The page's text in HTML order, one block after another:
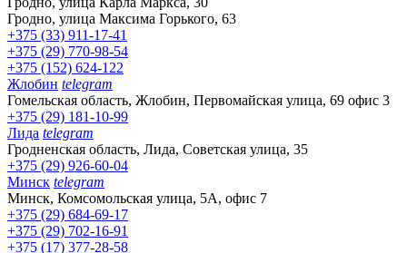
Гродно, улица Максима Горького, 63
+375 (33) 911-17-41
+375 (29) 770-98-54
+375 (152) 624-122
Жлобин telegram
Гомельская область, Жлобин, Первомайская улица, 69 офис 3
+375 (29) 181-10-99
Лида telegram
Гродненская область, Лида, Советская улица, 35
+375 (29) 926-60-04
Минск telegram
Минск, Комсомольская улица, 5А, офис 7
+375 (29) 684-69-17
+375 (29) 702-16-91
+375 (17) 377-28-58